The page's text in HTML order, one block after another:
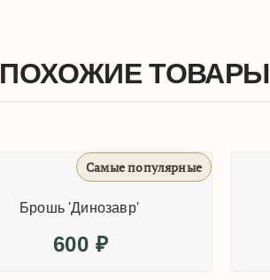
ПОХОЖИЕ ТОВАРЫ
Самые популярные